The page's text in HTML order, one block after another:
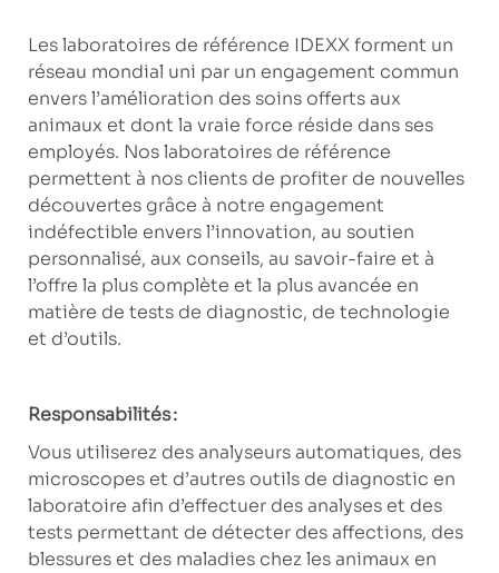
Les laboratoires de référence IDEXX forment un
réseau mondial uni par un engagement commun
envers l’amélioration des soins offerts aux
animaux et dont la vraie force réside dans ses
employés. Nos laboratoires de référence
permettent à nos clients de profiter de nouvelles
découvertes grâce à notre engagement
indéfectible envers l’innovation, au soutien
personnalisé, aux conseils, au savoir-faire et à
l’offre la plus complète et la plus avancée en
matière de tests de diagnostic, de technologie
et d’outils.
Responsabilités :
Vous utiliserez des analyseurs automatiques, des
microscopes et d’autres outils de diagnostic en
laboratoire afin d’effectuer des analyses et des
tests permettant de détecter des affections, des
blessures et des maladies chez les animaux en